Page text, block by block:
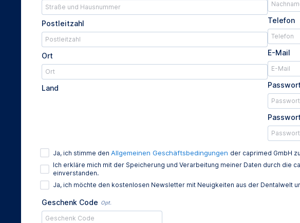
Postleitzahl
Ort
Land
Telefon
E-Mail
Passwort
Ja, ich stimme den Allgemeinen Geschäftsbedingungen der caprimed GmbH
Ich erkläre mich mit der Speicherung und Verarbeitung meiner Daten durch die
einverstanden.
Ja, ich möchte den kostenlosen Newsletter mit Neuigkeiten aus der Dentalwelt
Geschenk Code Opt.